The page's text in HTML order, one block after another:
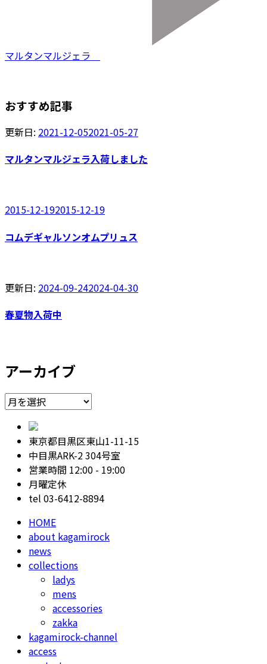
マルタンマルジェラ
おすすめ記事
更新日: 2021-12-052021-05-27
マルタンマルジェラ入荷しました
2015-12-192015-12-19
コムデギャルソンオムプリュス
更新日: 2024-09-242024-04-30
春夏物入荷中
アーカイブ
ア
ー
東京都目黒区東山1-11-15
中目黒ARK-2 304号室
営業時間 12:00 - 19:00
月曜定休
tel 03-6412-8894
HOME
about kagamirock
news
collections
ladys
mens
accessories
zakka
kagamirock-channel
access